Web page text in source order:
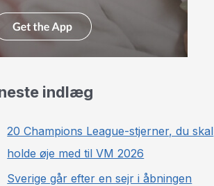
indlæg
20 Champions League-stjerner, du skal
holde øje med til VM 2026
Sverige går efter en sejr i åbningen